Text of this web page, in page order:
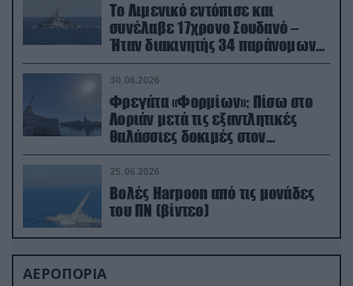
Το Λιμενικό εντόπισε και
συνέλαβε 17χρονο Σουδανό –
Ήταν διακινητής 34 παράνομων
μεταναστών
30.06.2026
Φρεγάτα «Φορμίων»: Πίσω στο
Λοριάν μετά τις εξαντλητικές
θαλάσσιες δοκιμές στον
απαιτητικό Βισκαϊκό
25.06.2026
Βολές Harpoon από τις μονάδες
του ΠΝ (βίντεο)
ΑΕΡΟΠΟΡΙΑ